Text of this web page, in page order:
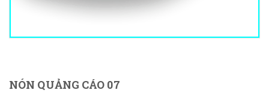
NÓN QUẢNG CÁO 07